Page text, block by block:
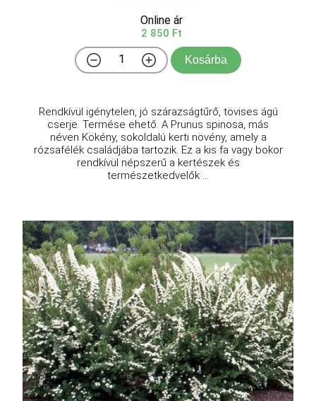
Online ár
2 850 Ft
Kosárba
Rendkívül igénytelen, jó szárazságtűrő, tövises ágú
cserje. Termése ehető. A Prunus spinosa, más
néven Kökény, sokoldalú kerti növény, amely a
rózsafélék családjába tartozik. Ez a kis fa vagy bokor
rendkívül népszerű a kertészek és
természetkedvelők ...